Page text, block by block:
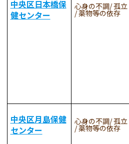
中央区日本橋保
健センター
心身の不調 孤立
薬物等の依存
中央区月島保健
センター
心身の不調 孤立
薬物等の依存